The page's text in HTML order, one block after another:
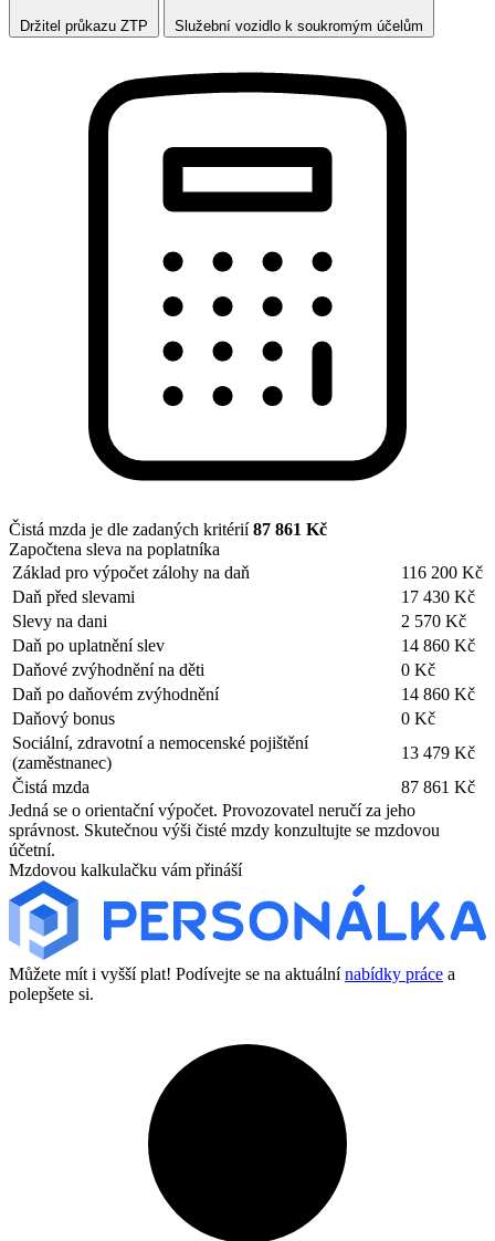
Držitel průkazu ZTP Služební vozidlo k soukromým účelům
Čistá mzda je dle zadaných kritérií87 861 Kč
Započtena sleva na poplatníka
Základ pro výpočet zálohy na daň
116 200 Kč
Daň před slevami
17 430 Kč
Slevy na dani
2 570 Kč
Daň po uplatnění slev
14 860 Kč
Daňové zvýhodnění na děti
0 Kč
Daň po daňovém zvýhodnění
14 860 Kč
Daňový bonus
0 Kč
Sociální, zdravotní a nemocenské pojištění
(zaměstnanec)
13 479 Kč
Čistá mzda
87 861 Kč
Jedná se o orientační výpočet. Provozovatel neručí za jeho
správnost. Skutečnou výši čisté mzdy konzultujte se mzdovou
účetní.
Mzdovou kalkulačku vám přináší
Můžete mít i vyšší plat! Podívejte se na aktuálnínabídky práce a
polepšete si.